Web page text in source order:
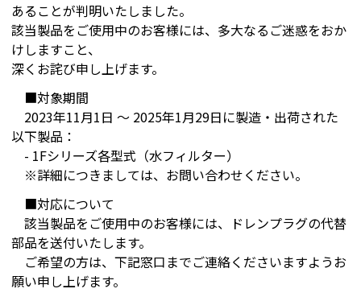
あることが判明いたしました。
該当製品をご使用中のお客様には、多大なるご迷惑をおか
けしますこと、
深くお詫び申し上げます。
■対象期間
2023年11月1日 ～ 2025年1月29日に製造・出荷された
以下製品：
- 1Fシリーズ各型式（水フィルター）
※詳細につきましては、お問い合わせください。
■対応について
該当製品をご使用中のお客様には、ドレンプラグの代替
部品を送付いたします。
ご希望の方は、下記窓口までご連絡くださいますようお
願い申し上げます。